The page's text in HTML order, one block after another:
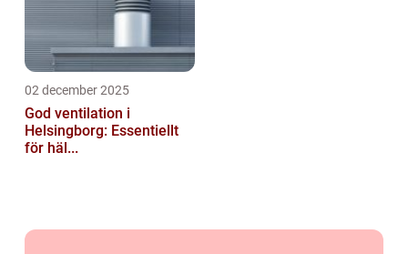
02 december 2025
God ventilation i
Helsingborg: Essentiellt
för häl...